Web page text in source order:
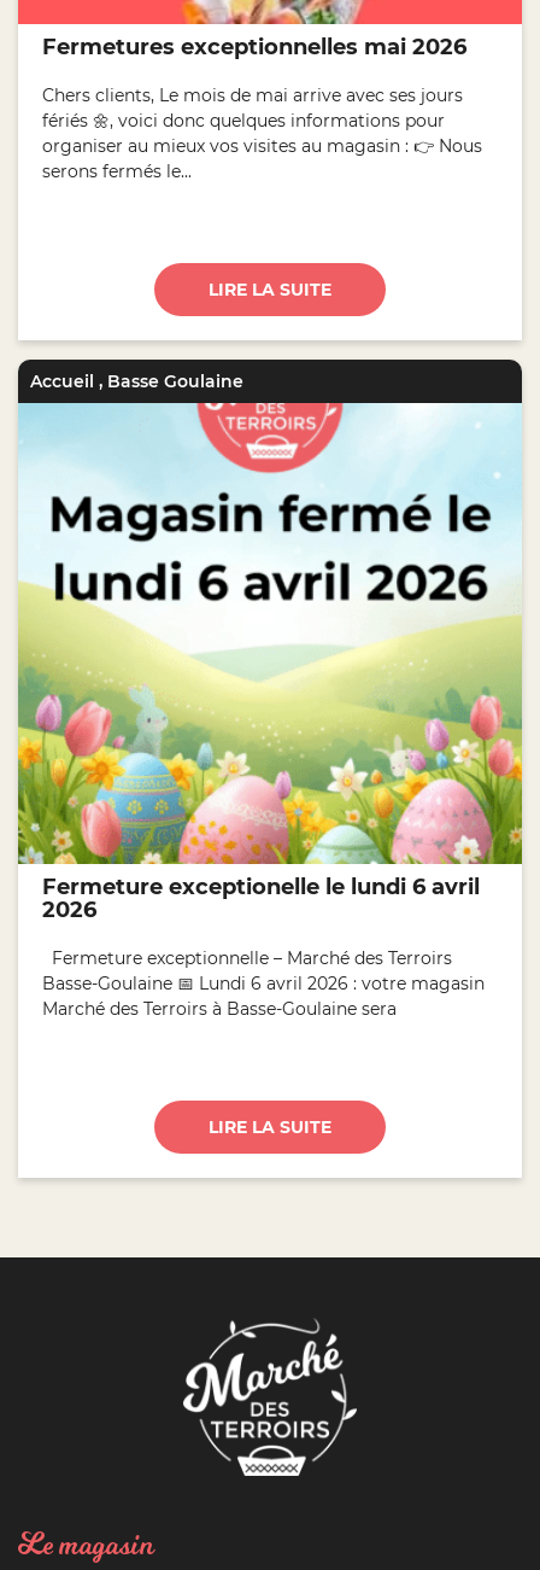
Fermetures exceptionnelles mai 2026
Chers clients, Le mois de mai arrive avec ses jours
fériés 🌼, voici donc quelques informations pour
organiser au mieux vos visites au magasin : 👉 Nous
serons fermés le...
LIRE LA SUITE
Accueil , Basse Goulaine
Fermeture exceptionelle le lundi 6 avril
2026
Fermeture exceptionnelle – Marché des Terroirs
Basse-Goulaine 📅 Lundi 6 avril 2026 : votre magasin
Marché des Terroirs à Basse-Goulaine sera
LIRE LA SUITE
Le magasin